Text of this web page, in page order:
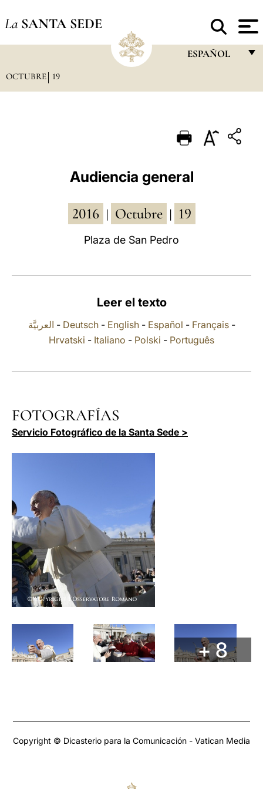
La SANTA SEDE
ESPAÑOL
PORTUGUÊS
ESPAÑOL
POLSKI
OCTUBRE 19
Audiencia general
2016 Octubre 19
Plaza de San Pedro
Leer el texto
العربيَّة - Deutsch- English- Español - Français-
Hrvatski - Italiano - Polski - Português
FOTOGRAFÍAS
Servicio Fotográfico de la Santa Sede >
+ 8
Copyright © Dicasterio para la Comunicación - Vatican Media